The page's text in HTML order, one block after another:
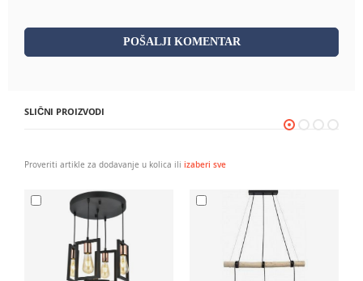
POŠALJI KOMENTAR
SLIČNI PROIZVODI
Proveriti artikle za dodavanje u kolica ili izaberi sve